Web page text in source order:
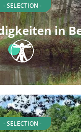
- SELECTION -
in
- SELECTION -